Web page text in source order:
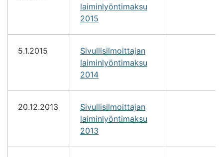
laiminlyöntimaksu
2015
5.1.2015
Sivullisilmoittajan
laiminlyöntimaksu
2014
20.12.2013
Sivullisilmoittajan
laiminlyöntimaksu
2013